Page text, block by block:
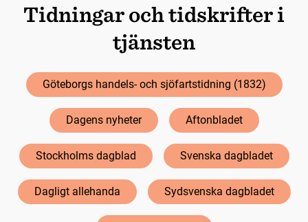
Tidningar och tidskrifter i
tjänsten
Göteborgs handels- och sjöfartstidning (1832)
Dagens nyheter Aftonbladet
Stockholms dagblad Svenska dagbladet
Dagligt allehanda Sydsvenska dagbladet